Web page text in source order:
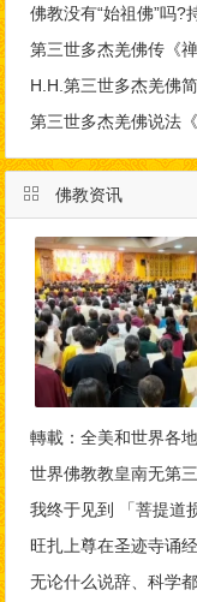
佛教没有“始祖佛”吗?
第三世多杰羌佛传《禅
H.H.第三世多杰羌佛
第三世多杰羌佛说法
佛教资讯
轉載：全美和世界各
世界佛教教皇南无第
我终于见到 「菩提道
旺扎上尊在圣迹寺诵
无论什么说辞、科学